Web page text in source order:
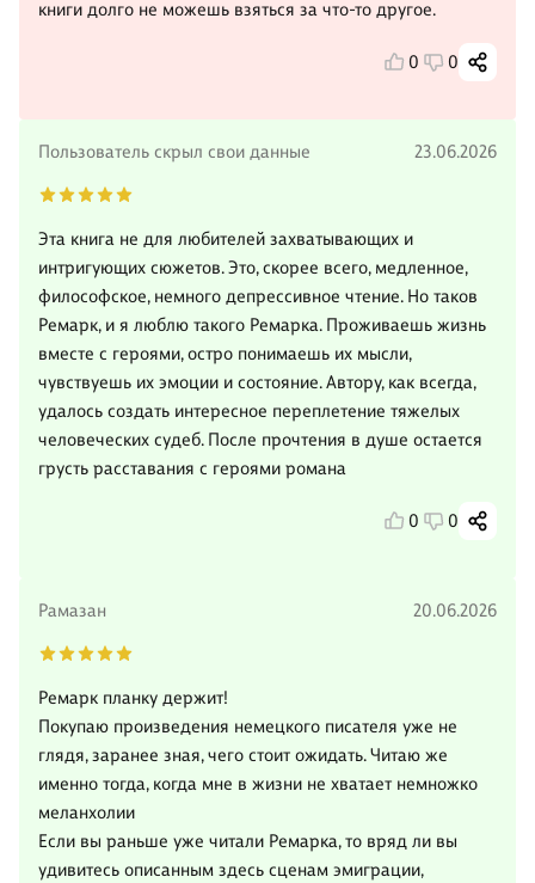
книги долго не можешь взяться за что-то другое.
0 0
Пользователь скрыл свои данные 23.06.2026
Эта книга не для любителей захватывающих и
интригующих сюжетов. Это, скорее всего, медленное,
философское, немного депрессивное чтение. Но таков
Ремарк, и я люблю такого Ремарка. Проживаешь жизнь
вместе с героями, остро понимаешь их мысли,
чувствуешь их эмоции и состояние. Автору, как всегда,
удалось создать интересное переплетение тяжелых
человеческих судеб. После прочтения в душе остается
грусть расставания с героями романа
0 0
Рамазан 20.06.2026
Ремарк планку держит!
Покупаю произведения немецкого писателя уже не
глядя, заранее зная, чего стоит ожидать. Читаю же
именно тогда, когда мне в жизни не хватает немножко
меланхолии
Если вы раньше уже читали Ремарка, то вряд ли вы
удивитесь описанным здесь сценам эмиграции,